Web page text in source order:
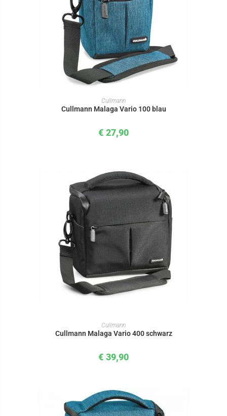
IN DEN WARENKORB
Cullmann
Cullmann Malaga Vario 100 blau
€ 27,90
IN DEN WARENKORB
Cullmann
Cullmann Malaga Vario 400 schwarz
€ 39,90